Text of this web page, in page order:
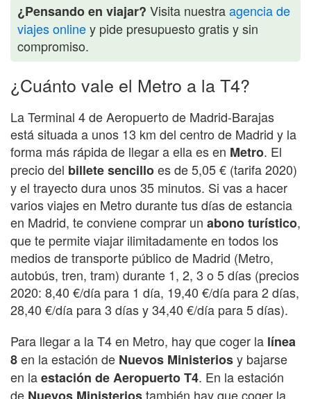
¿Pensando en viajar? Visita nuestraagencia de
viajes onliney pide presupuesto gratis y sin
compromiso.
¿Cuánto vale el Metro a la T4?
La Terminal 4 de Aeropuerto de Madrid-Barajas
está situada a unos 13 km del centro de Madrid y la
forma más rápida de llegar a ella es en Metro. El
precio del billete sencilloes de 5,05 € (tarifa 2020)
y el trayecto dura unos 35 minutos. Si vas a hacer
varios viajes en Metro durante tus días de estancia
en Madrid, te conviene comprar un abono turístico,
que te permite viajar ilimitadamente en todos los
medios de transporte público de Madrid (Metro,
autobús, tren, tram) durante 1, 2, 3 o 5 días (precios
2020: 8,40 €/día para 1 día, 19,40 €/día para 2 días,
28,40 €/día para 3 días y 34,40 €/día para 5 días).
Para llegar a la T4 en Metro, hay que coger la línea
8en la estación de Nuevos Ministeriosy bajarse
en laestación de Aeropuerto T4. En la estación
de Nuevos Ministeriostambién hay que coger la